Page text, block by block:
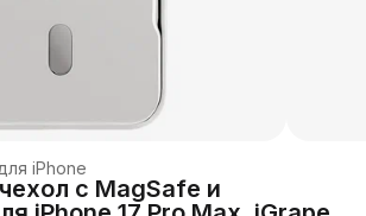
iPhone
с MagSafe и